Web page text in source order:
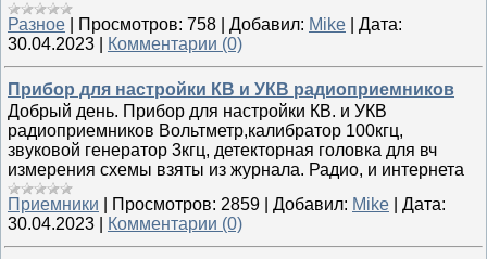
Разное
Просмотров: 758 Добавил: Mike
Дата:
30.04.2023
Комментарии (0)
Прибор для настройки КВ и УКВ радиоприемников
Добрый день. Прибор для настройки КВ. и УКВ
радиоприемников Вольтметр,калибратор 100кгц,
звуковой генератор 3кгц, детекторная головка для вч
измерения схемы взяты из журнала. Радио, и интернета
Приемники
Просмотров: 2859 Добавил: Mike
Дата:
30.04.2023
Комментарии (0)